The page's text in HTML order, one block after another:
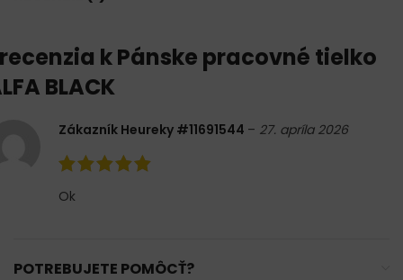
recenzia kPánske pracovné tielko
BLACK
Zákazník Heureky #11691544 – 27. apríla 2026
Ok
POTREBUJETE POMÔCŤ?